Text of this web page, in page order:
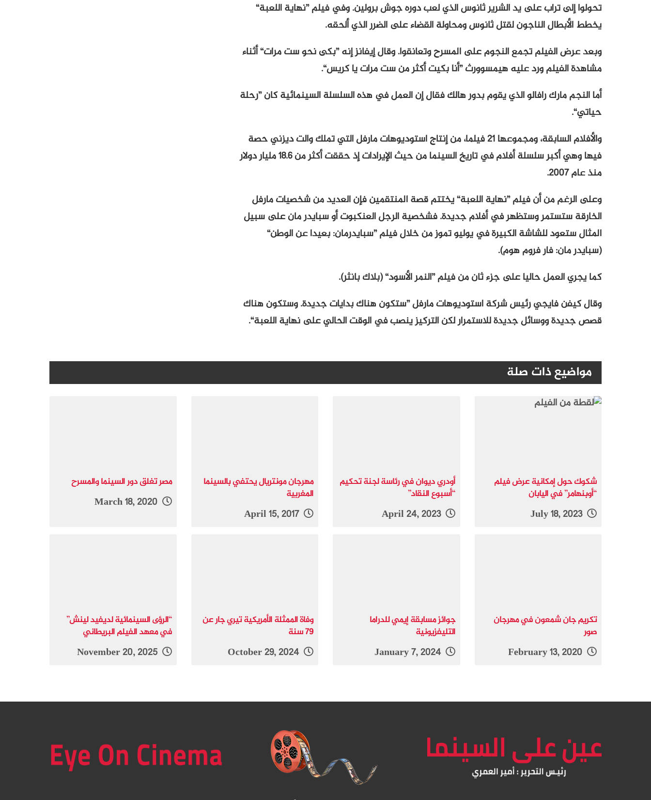
تحولوا إلى تراب على يد الشرير ثانوس الذي لعب دوره جوش برولين. وفي فيلم ”نهاية اللعبة“
يخطط الأبطال الناجون لقتل ثانوس ومحاولة القضاء على الضرر الذي ألحقه.
وبعد عرض الفيلم تجمع النجوم على المسرح وتعانقوا. وقال إيفانز إنه ”بكى نحو ست مرات“ أثناء
مشاهدة الفيلم ورد عليه هيمسوورث ”أنا بكيت أكثر من ست مرات يا كريس“.
أما النجم مارك رافالو الذي يقوم بدور هالك فقال إن العمل في هذه السلسلة السينمائية كان ”رحلة
حياتي“.
والأفلام السابقة، ومجموعها 21 فيلما، من إنتاج استوديوهات مارفل التي تملك والت ديزني حصة
فيها وهي أكبر سلسلة أفلام في تاريخ السينما من حيث الإيرادات إذ حققت أكثر من 18.6 مليار دولار
منذ عام 2007.
وعلى الرغم من أن فيلم ”نهاية اللعبة“ يختتم قصة المنتقمين فإن العديد من شخصيات مارفل
الخارقة ستستمر وستظهر في أفلام جديدة. فشخصية الرجل العنكبوت أو سبايدر مان على سبيل
المثال ستعود للشاشة الكبيرة في يوليو تموز من خلال فيلم ”سبايدرمان: بعيدا عن الوطن“
(سبايدر مان: فار فروم هوم).
كما يجري العمل حاليا على جزء ثان من فيلم ”النمر الأسود“ (بلاك بانثر).
وقال كيفن فايجي رئيس شركة استوديوهات مارفل ”ستكون هناك بدايات جديدة. وستكون هناك
قصص جديدة ووسائل جديدة للاستمرار لكن التركيز ينصب في الوقت الحالي على نهاية اللعبة“.
مواضيع ذات صلة
شكوك حول إمكانية عرض فيلم
“أوبنهامر” في اليابان
July 18, 2023
أودري ديوان في رئاسة لجنة تحكيم
“أسبوع النقاد”
April 24, 2023
مهرجان مونتريال يحتفي بالسينما
المغربية
April 15, 2017
مصر تغلق دور السينما والمسرح
March 18, 2020
تكريم جان شمعون في مهرجان
صور
جوائز مسابقة إيمي للدراما
التليفزيونية
January 7, 2024
وفاة الممثلة الأمريكية تيري جار عن
79 سنة
“الرؤى السينمائية لديفيد لينش”
في معهد الفيلم البريطاني
November 20, 2025